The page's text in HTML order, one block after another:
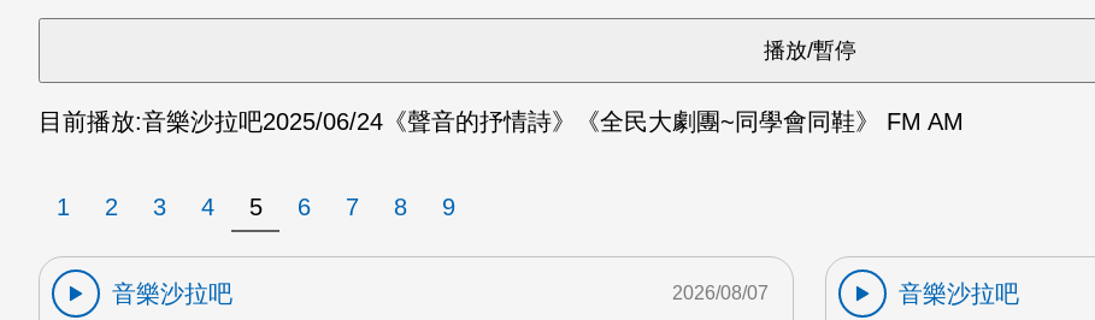
目前播放:音樂沙拉吧2025/06/24 《聲音的抒情詩》《全民大劇團~同學會同鞋》 FM AM
1 2 3 4 5 6 7 8 9
音樂沙拉吧
2026/08/07
音樂沙拉吧